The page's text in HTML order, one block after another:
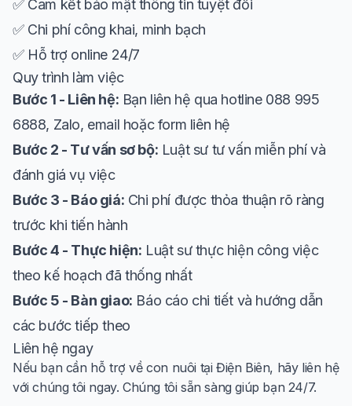
✅ Cam kết bảo mật thông tin tuyệt đối
✅ Chi phí công khai, minh bạch
✅ Hỗ trợ online 24/7
Quy trình làm việc
Bước 1 - Liên hệ: Bạn liên hệ qua hotline 088 995
6888, Zalo, email hoặc form liên hệ
Bước 2 - Tư vấn sơ bộ: Luật sư tư vấn miễn phí và
đánh giá vụ việc
Bước 3 - Báo giá: Chi phí được thỏa thuận rõ ràng
trước khi tiến hành
Bước 4 - Thực hiện: Luật sư thực hiện công việc
theo kế hoạch đã thống nhất
Bước 5 - Bàn giao: Báo cáo chi tiết và hướng dẫn
các bước tiếp theo
Liên hệ ngay
Nếu bạn cần hỗ trợ về con nuôi tại Điện Biên, hãy liên hệ
với chúng tôi ngay. Chúng tôi sẵn sàng giúp bạn 24/7.